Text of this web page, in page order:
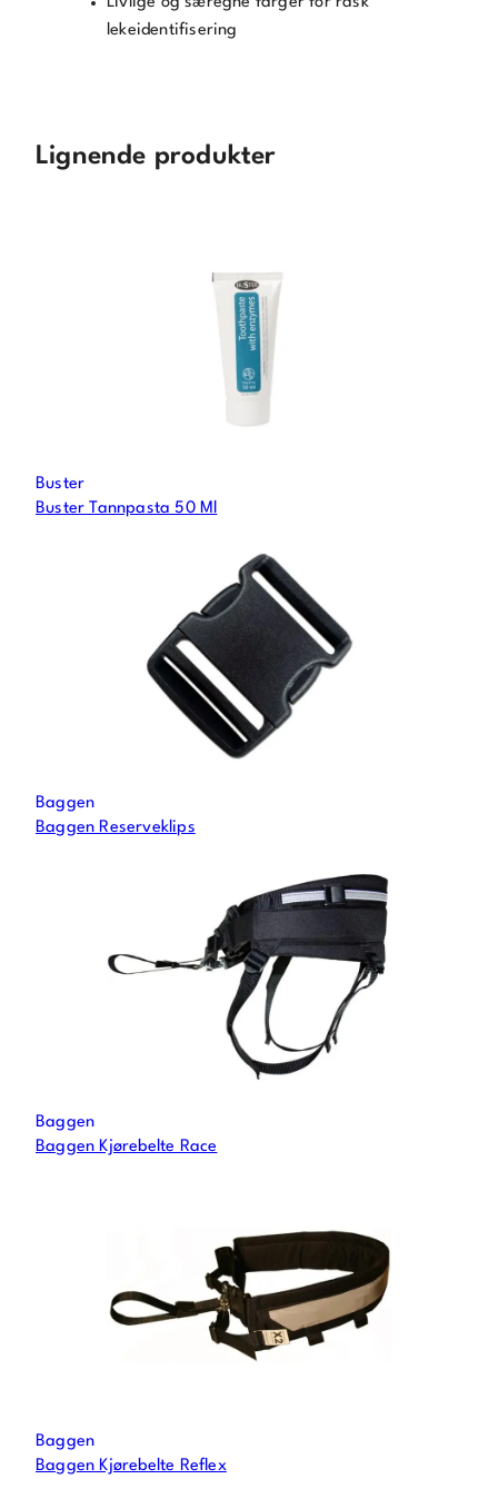
lekeidentifisering
Lignende produkter
Buster
Buster Tannpasta 50 Ml
Baggen
Baggen Reserveklips
Baggen
Baggen Kjørebelte Race
Baggen
Baggen Kjørebelte Reflex